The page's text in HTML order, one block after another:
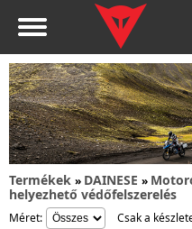
Termékek » DAINESE »
helyezhető védőfelszerelés
Méret:
Csak a